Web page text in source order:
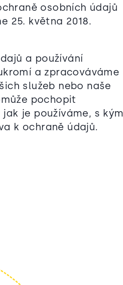
osobních údajů
25. května 2018.
a používání
a zpracováváme
služeb nebo naše
pochopit
je používáme, s kým
k ochraně údajů.